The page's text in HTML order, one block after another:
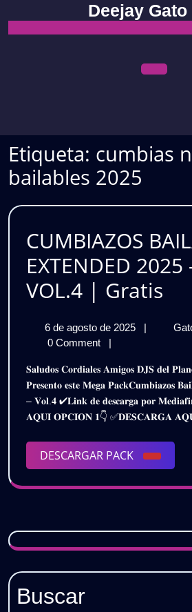
content
Deejay Gato
Etiqueta: cumbias
bailables 2025
CUMBIAZOS
EXTENDED 2025
VOL.4 | Gratis
–
|
6 de agosto de 2025
de
2025
|
0 Comment
|
𝐒𝐚𝐥𝐮𝐝𝐨𝐬 𝐂𝐨𝐫𝐝𝐢𝐚𝐥𝐞𝐬 𝐀𝐦𝐢𝐠𝐨𝐬 𝐃𝐉𝐒 𝐝𝐞𝐥 𝐏𝐥𝐚𝐧𝐞𝐭𝐚 𝐞𝐧𝐭𝐞𝐫𝐨𝐀𝐪𝐮𝐢 𝐥𝐞𝐬
𝐏𝐫𝐞𝐬𝐞𝐧𝐭𝐨 𝐞𝐬𝐭𝐞 𝐌𝐞𝐠𝐚 𝐏𝐚𝐜𝐤𝐂𝐮𝐦𝐛𝐢𝐚𝐳𝐨𝐬
– 𝐕𝐨𝐥.𝟒 ✔𝐋𝐢𝐧𝐤 𝐝𝐞 𝐝𝐞𝐬𝐜𝐚𝐫𝐠𝐚 𝐩𝐨𝐫
𝐀𝐐𝐔𝐈 𝐎𝐏𝐂𝐈𝐎𝐍 𝟏👇 ✅𝐃𝐄𝐒𝐂𝐀𝐑𝐆𝐀
DESCARGAR PACK
PACK
Buscar